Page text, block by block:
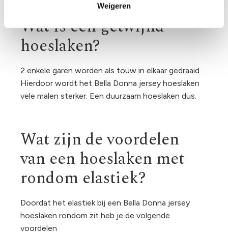
Weigeren
Wat is een getwijnd
hoeslaken?
2 enkele garen worden als touw in elkaar gedraaid.
Hierdoor wordt het Bella Donna jersey hoeslaken
vele malen sterker. Een duurzaam hoeslaken dus.
Wat zijn de voordelen
van een hoeslaken met
rondom elastiek?
Doordat het elastiek bij een Bella Donna jersey
hoeslaken rondom zit heb je de volgende
voordelen